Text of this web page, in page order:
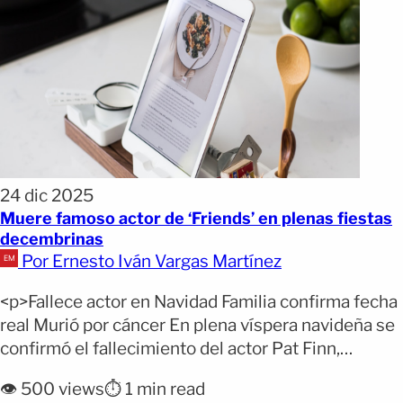
24 dic 2025
Muere famoso actor de ‘Friends’ en plenas fiestas
decembrinas
Por Ernesto Iván Vargas Martínez
<p>Fallece actor en Navidad Familia confirma fecha
real Murió por cáncer En plena víspera navideña se
confirmó el fallecimiento del actor Pat Finn,
comedia como The Middle y The George Wendt
👁️ 500 views⏱️ 1 min read